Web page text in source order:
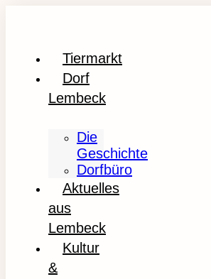
Tiermarkt
Dorf
Lembeck
Die
Geschichte
Dorfbüro
Aktuelles
aus
Lembeck
Kultur
&